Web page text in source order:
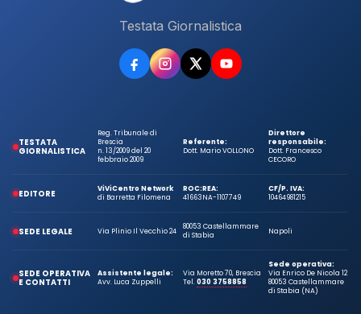
Testata Giornalistica
TESTATA
GIORNALISTICA
Reg. Tribunale di
Brescia
n. 13/2009 del 20
febbraio 2009
Referente:
Dott. Mario VOLLONO
Direttore
responsabile:
Dott. Francesco
CECORO
EDITORE
ViViCentro Network
di Barretta Filomena
ROC:
41663
REA:
NA-1107749
CF/P. IVA:
10464981215
SEDE LEGALE Via Plinio Il Vecchio 24
80053 Castellammare
di Stabia
Napoli
SEDE OPERATIVA
E CONTATTI
Assistente legale:
Avv. Luca Zuppelli
Via Moretto 70, Brescia
Tel.030 3758858
Sede operativa:
Via Enrico De Nicola 12
80053 Castellammare
di Stabia (NA)